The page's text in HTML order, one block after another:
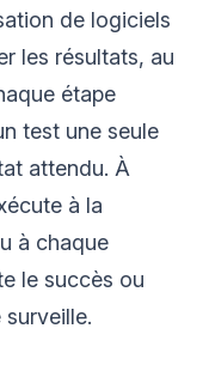
de logiciels
les résultats, au
étape
test une seule
attendu. À
à la
à chaque
le succès ou